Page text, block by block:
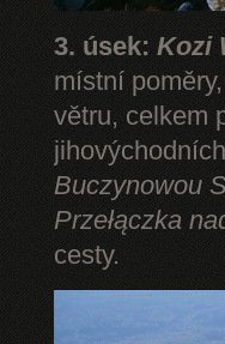
3. úsek: Kozi
místní
větru, celkem
Buczynowou
Przełączka
cesty.